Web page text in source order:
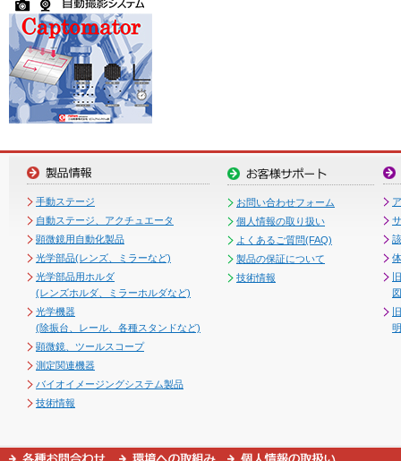
手動ステージ
自動ステージ、アクチュエータ
顕微鏡用自動化製品
光学部品(レンズ、ミラーなど)
光学部品用ホルダ
(レンズホルダ、ミラーホルダなど)
光学機器
(除振台、レール、各種スタンドなど)
顕微鏡、ツールスコープ
測定関連機器
バイオイメージングシステム製品
技術情報
お問い合わせフォーム
個人情報の取り扱い
よくあるご質問(FAQ)
製品の保証について
技術情報